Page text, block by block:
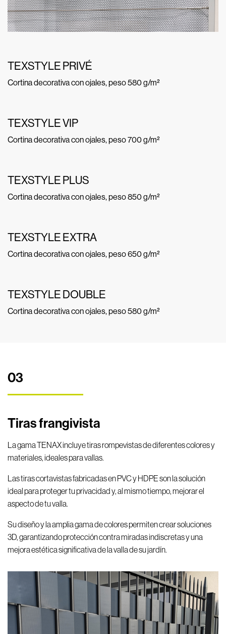
TEXSTYLE PRIVÉ
Cortina decorativa con ojales, peso 580 g/m²
TEXSTYLE VIP
Cortina decorativa con ojales, peso 700 g/m²
TEXSTYLE PLUS
Cortina decorativa con ojales, peso 850 g/m²
TEXSTYLE EXTRA
Cortina decorativa con ojales, peso 650 g/m²
TEXSTYLE DOUBLE
Cortina decorativa con ojales, peso 580 g/m²
03
Tiras frangivista
La gama TENAX incluye tiras rompevistas de diferentes colores y
materiales, ideales para vallas.
Las tiras cortavistas fabricadas en PVC y HDPE son la solución
ideal para proteger tu privacidad y, al mismo tiempo, mejorar el
aspecto de tu valla.
Su diseño y la amplia gama de colores permiten crear soluciones
3D, garantizando protección contra miradas indiscretas y una
mejora estética significativa de la valla de su jardín.